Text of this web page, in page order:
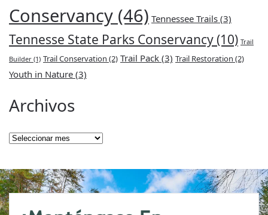
Conservancy (46) Tennessee Trails (3)
Tennesse State Parks Conservancy(10) Trail
Builder (1) Trail Conservation (2) Trail Pack (3) Trail Restoration (2)
Youth in Nature (3)
Archivos
Archivos